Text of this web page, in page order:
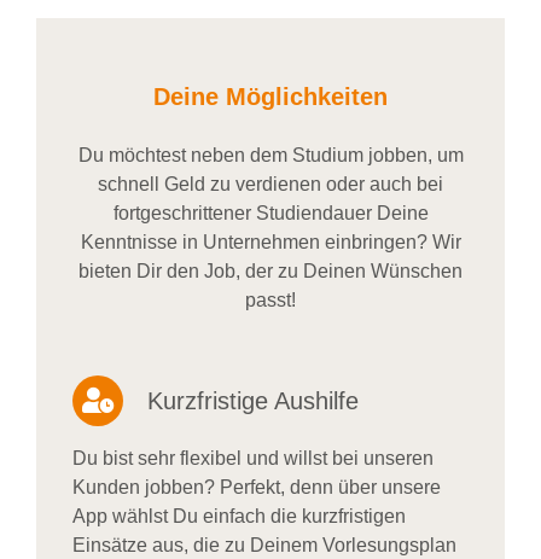
Deine Möglichkeiten
Du möchtest neben dem Studium jobben, um
schnell Geld zu verdienen oder auch bei
fortgeschrittener Studiendauer Deine
Kenntnisse in Unternehmen einbringen? Wir
bieten Dir den Job, der zu Deinen Wünschen
passt!
Kurzfristige Aushilfe
Du bist sehr flexibel und willst bei unseren
Kunden jobben? Perfekt, denn über unsere
App wählst Du einfach die kurzfristigen
Einsätze aus, die zu Deinem Vorlesungsplan